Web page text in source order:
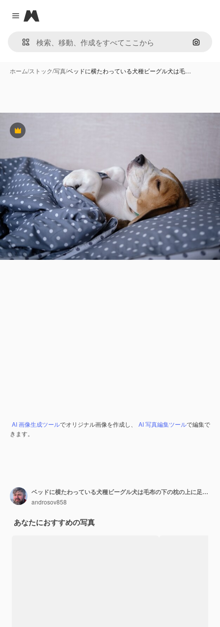
Close menu
Magnific
画像で
ホーム/ストック/写真/ベッドに横たわっている犬種ビーグル犬は毛…
Premium
AI 画像生成ツールでオリジナル画像を作成し、 AI 写真編集ツールで編集で
きます。
ベッドに横たわっている犬種ビーグル犬は毛布の下の枕の上に足を踏み入れます
androsov858
あなたにおすすめの写真